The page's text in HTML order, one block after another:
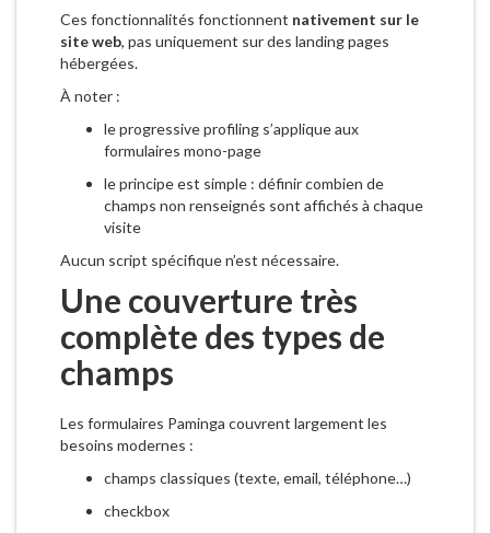
Ces fonctionnalités fonctionnent nativement sur le
site web, pas uniquement sur des landing pages
hébergées.
À noter :
le progressive profiling s’applique aux
formulaires mono-page
le principe est simple : définir combien de
champs non renseignés sont affichés à chaque
visite
Aucun script spécifique n’est nécessaire.
Une couverture très
complète des types de
champs
Les formulaires Paminga couvrent largement les
besoins modernes :
champs classiques (texte, email, téléphone…)
checkbox